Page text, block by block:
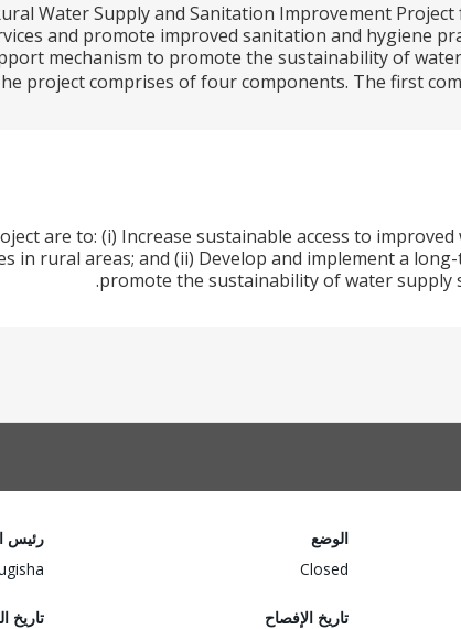
Water Supply and Sanitation Improvement
and promote improved sanitation and hygiene
mechanism to promote the sustainability of
project comprises of four components. The first
are to: (i) Increase sustainable access to
in rural areas; and (ii) Develop and implement a
promote the sustainability of water supply
الوضع
Closed
رئيس
تاريخ الإفصاح
تاريخ